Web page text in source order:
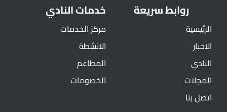
روابط سريعة
الرئيسية
الاخبار
النادي
المجلات
اتصل بنا
خدمات النادي
مركز الخدمات
الانشطة
المطاعم
الخصومات